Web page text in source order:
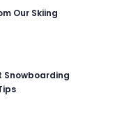
Our Skiing
Snowboarding